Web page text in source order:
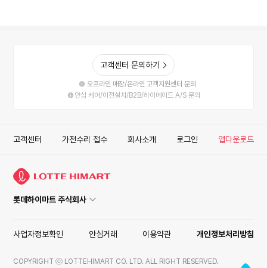
고객센터 문의하기
오프라인 매장/온라인 고객지원센터 문의
안심 케어/이전설치/B2B/하이메이드 A/S 문의
고객센터 가전수리 접수 회사소개 로그인 앱다운로드
롯데하이마트 주식회사
사업자정보확인 안심거래 이용약관 개인정보처리방침
COPYRIGHT ⓒ LOTTEHIMART CO. LTD. ALL RIGHT RESERVED.